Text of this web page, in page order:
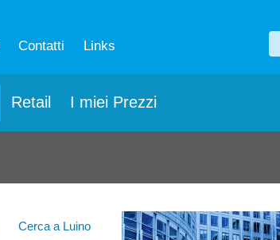
Contatti Links
Retail I miei Prezzi
Cerca a Luino